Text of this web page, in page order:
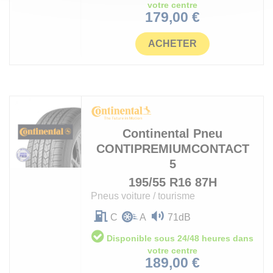
votre centre
Prix
179,00 €
ACHETER
Continental Pneu
CONTIPREMIUMCONTACT
5
195/55 R16 87H
Pneus voiture / tourisme
C A 71dB
Disponible sous 24/48 heures dans
votre centre
Prix
189,00 €